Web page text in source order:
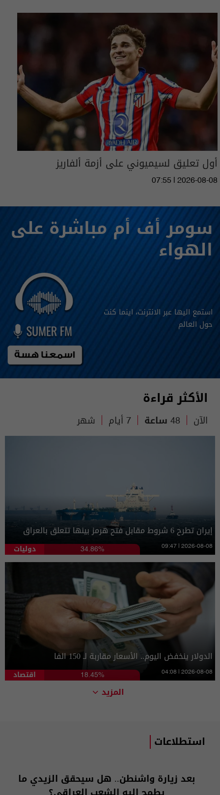
أول تعليق لسيميوني على أزمة ألفاريز
07:55 | 2026-08-08
سومر أف أم مباشرة على
الهواء
استمع اليها عبر الانترنت، اينما كنت
حول العالم
الأكثر قراءة
الآن 48 ساعة 7 أيام شهر
إيران تطرح 6 شروط مقابل فتح هرمز بينها تتعلق بالعراق
دوليات 34.86% 09:47 | 2026-08-08
الدولار ينخفض اليوم.. الأسعار مقاربة لـ 150 الفا
اقتصاد 18.45% 04:08 | 2026-08-08
المزيد
استطلاعات
بعد زيارة واشنطن.. هل سيحقق الزيدي ما